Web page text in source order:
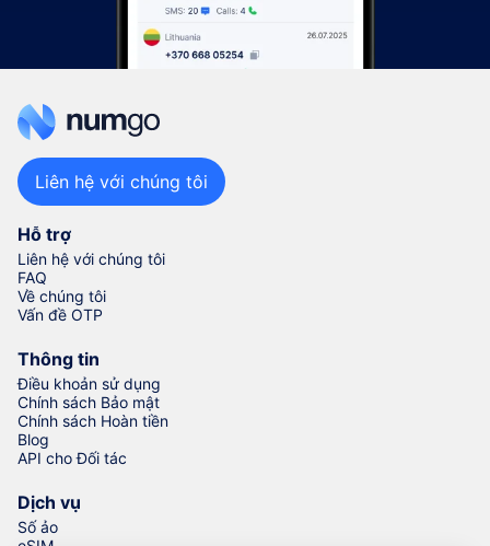
Hỗ trợ
Liên hệ với chúng tôi
FAQ
Về chúng tôi
Vấn đề OTP
Thông tin
Điều khoản sử dụng
Chính sách Bảo mật
Chính sách Hoàn tiền
Blog
API cho Đối tác
Dịch vụ
Số ảo
Liên hệ với chúng tôi